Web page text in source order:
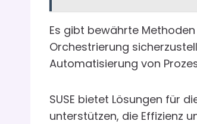
Es gibt bewährte
Orchestrierung
Automatisierung von
SUSE bietet Lösungen für
unterstützen, die Effizienz